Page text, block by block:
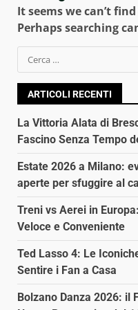
It seems we can’t
Perhaps searching
Ricerca
per:
ARTICOLI RECENTI
La Vittoria Alata di
Fascino Senza Tempo
Estate 2026 a Milano:
aperte per sfuggire al
Treni vs Aerei in
Veloce e Conveniente
Ted Lasso 4: Le
Sentire i Fan a Casa
Bolzano Danza 2026: il